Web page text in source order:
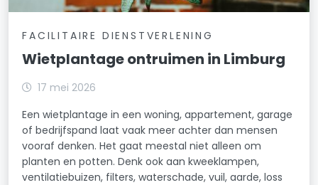
FACILITAIRE DIENSTVERLENING
Wietplantage ontruimen in Limburg
17 mei 2026
Een wietplantage in een woning, appartement, garage
of bedrijfspand laat vaak meer achter dan mensen
vooraf denken. Het gaat meestal niet alleen om
planten en potten. Denk ook aan kweeklampen,
ventilatiebuizen, filters, waterschade, vuil, aarde, loss